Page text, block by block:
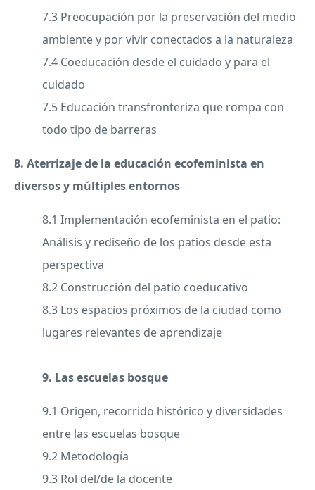
7.3 Preocupación por la preservación del medio
ambiente y por vivir conectados a la naturaleza
7.4 Coeducación desde el cuidado y para el
cuidado
7.5 Educación transfronteriza que rompa con
todo tipo de barreras
8. Aterrizaje de la educación ecofeminista en
diversos y múltiples entornos
8.1 Implementación ecofeminista en el patio:
Análisis y rediseño de los patios desde esta
perspectiva
8.2 Construcción del patio coeducativo
8.3 Los espacios próximos de la ciudad como
lugares relevantes de aprendizaje
9. Las escuelas bosque
9.1 Origen, recorrido histórico y diversidades
entre las escuelas bosque
9.2 Metodología
9.3 Rol del/de la docente